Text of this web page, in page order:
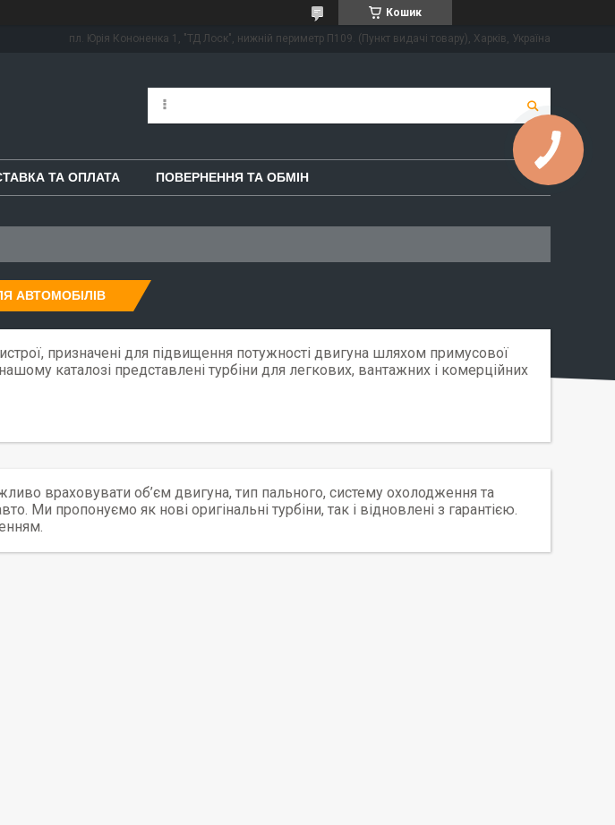
Кошик
пл. Юрія Кононенка 1, "ТД Лоск", нижній периметр П109. (Пункт видачі товару), Харків, Україна
ТА ОПЛАТА ПОВЕРНЕННЯ ТА ОБМІН
АВТОМОБІЛІВ
призначені для підвищення потужності двигуна шляхом примусової
каталозі представлені турбіни для легкових, вантажних і комерційних
враховувати об’єм двигуна, тип пального, систему охолодження та
Ми пропонуємо як нові оригінальні турбіни, так і відновлені з гарантією.